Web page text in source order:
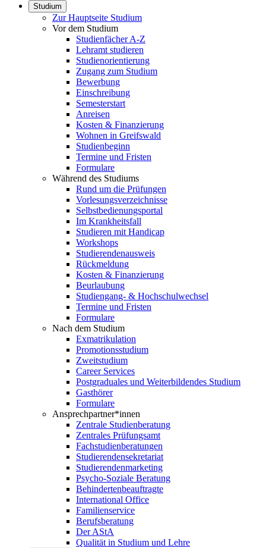
Studium
Zur Hauptseite Studium
Vor dem Studium
Studienfächer A-Z
Lehramt studieren
Studienorientierung
Zugang zum Studium
Bewerbung
Einschreibung
Semesterstart
Anreisen
Kosten & Finanzierung
Wohnen in Greifswald
Studienbeginn
Termine und Fristen
Formulare
Während des Studiums
Rund um die Prüfungen
Vorlesungsverzeichnisse
Selbstbedienungsportal
Im Krankheitsfall
Studieren mit Handicap
Workshops
Studierendenausweis
Rückmeldung
Kosten & Finanzierung
Beurlaubung
Studiengang- & Hochschulwechsel
Termine und Fristen
Formulare
Nach dem Studium
Exmatrikulation
Promotionsstudium
Zweitstudium
Career Services
Postgraduales und Weiterbildendes Studium
Gasthörer
Formulare
Ansprechpartner*innen
Zentrale Studienberatung
Zentrales Prüfungsamt
Fachstudienberatungen
Studierendensekretariat
Studierendenmarketing
Psycho-Soziale Beratung
Behindertenbeauftragte
International Office
Familienservice
Berufsberatung
Der AStA
Qualität in Studium und Lehre